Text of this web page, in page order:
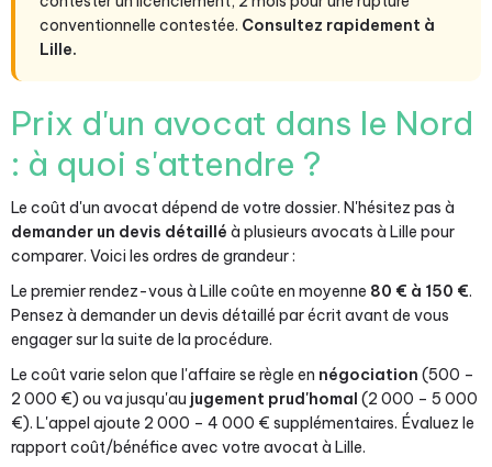
conventionnelle contestée. Consultez rapidement à
Lille.
Prix d'un avocat dans le Nord
: à quoi s'attendre ?
Le coût d'un avocat dépend de votre dossier. N'hésitez pas à
demander un devis détaillé à plusieurs avocats à Lille pour
comparer. Voici les ordres de grandeur :
Le premier rendez-vous à Lille coûte en moyenne 80 € à 150 €.
Pensez à demander un devis détaillé par écrit avant de vous
engager sur la suite de la procédure.
Le coût varie selon que l'affaire se règle en négociation (500 –
2 000 €) ou va jusqu'au jugement prud'homal (2 000 – 5 000
€). L'appel ajoute 2 000 – 4 000 € supplémentaires. Évaluez le
rapport coût/bénéfice avec votre avocat à Lille.